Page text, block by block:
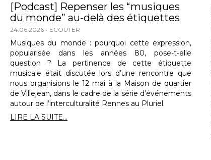
[Podcast] Repenser les “musiques
du monde” au-delà des étiquettes
24.06.2026 ECOUTER
Musiques du monde : pourquoi cette expression,
popularisée dans les années 80, pose-t-elle
question ? La pertinence de cette étiquette
musicale était discutée lors d’une rencontre que
nous organisions le 12 mai à la Maison de quartier
de Villejean, dans le cadre de la série d’événements
autour de l’interculturalité Rennes au Pluriel.
LIRE LA SUITE...